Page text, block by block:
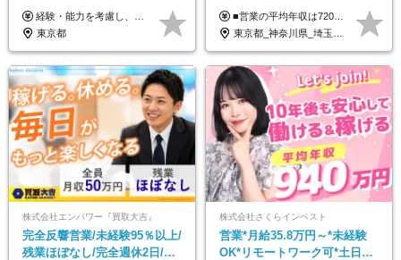
経験・能力を考慮し、当社規定により決定します。 ▼参考情報 ------------ 年収イメージ：500万～1500万
東京都
円/4人に1人が年収1000万円超
え/成約率90％
■営業の平均年収は720万円！ ■4人に1人が年収1000万円超え 月給27万円～100万円+インセンティブ(平均月20～40万円程) ＜インセンティブ制度について＞ 当社では創業以来、頑張ったらその分稼げる環境づくりに注力。カウンセラー部署では、個人の成約金額・チームの成果・事業部の売上利益を掛け合わせる新しいインセンティブ制度を導入しました。あなたの頑張り次第で毎月高インセンティブが実現できる体制です！ ※上記金額には固定残業代（35,500円以上～・30時間分）が含まれます。時間超過分は追加支給します。 ※試用期間3か月あり。研修期間3か月中は、月給25万円～30万円になります。(固定残業代：35,500円～・23h分を含む) ※インセンティブの一部は、研修期間中から支給されます。その他待遇の差異はありません。
東京都_神奈川県_埼玉県_千葉県_大阪府_愛知県_北海道_宮城県_栃木県_群馬県_静岡県_兵庫県_京都府_岡山県_熊本県
株式会社エンパワー『買取大吉』
完全反響営業/未経験95％以上/
残業ほぼなし/完全週休2日/月
株式会社さくらインベスト
営業*月給35.8万円～*未経験
OK*リモートワーク可*土日祝